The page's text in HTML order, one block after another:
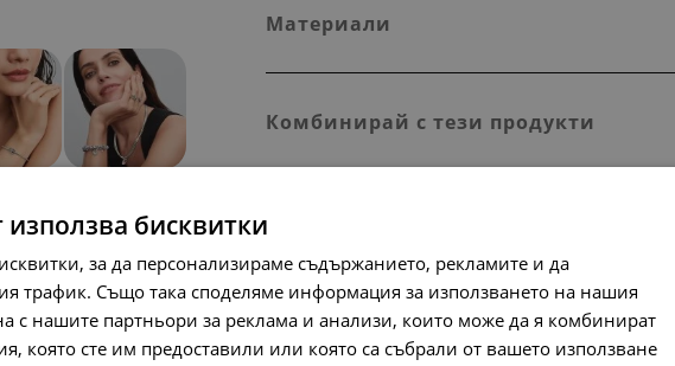
Материали
Комбинирай с тези продукти
използва бисквитки
за да персонализираме съдържанието, рекламите и да
трафик. Също така споделяме информация за използването на нашия
с нашите партньори за реклама и анализи, които може да я комбинират
която сте им предоставили или която са събрали от вашето използване